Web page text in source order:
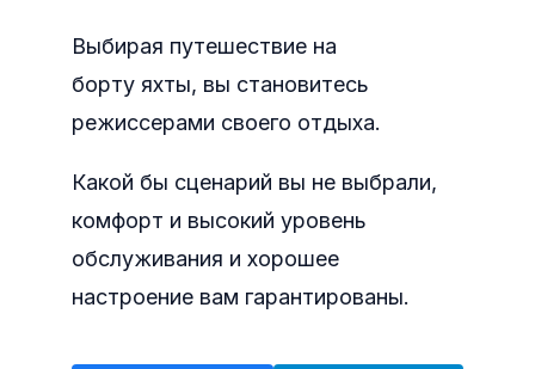
Выбирая путешествие на
борту яхты, вы становитесь
режиссерами своего отдыха.
Какой бы сценарий вы не выбрали,
комфорт и высокий уровень
обслуживания и хорошее
настроение вам гарантированы.